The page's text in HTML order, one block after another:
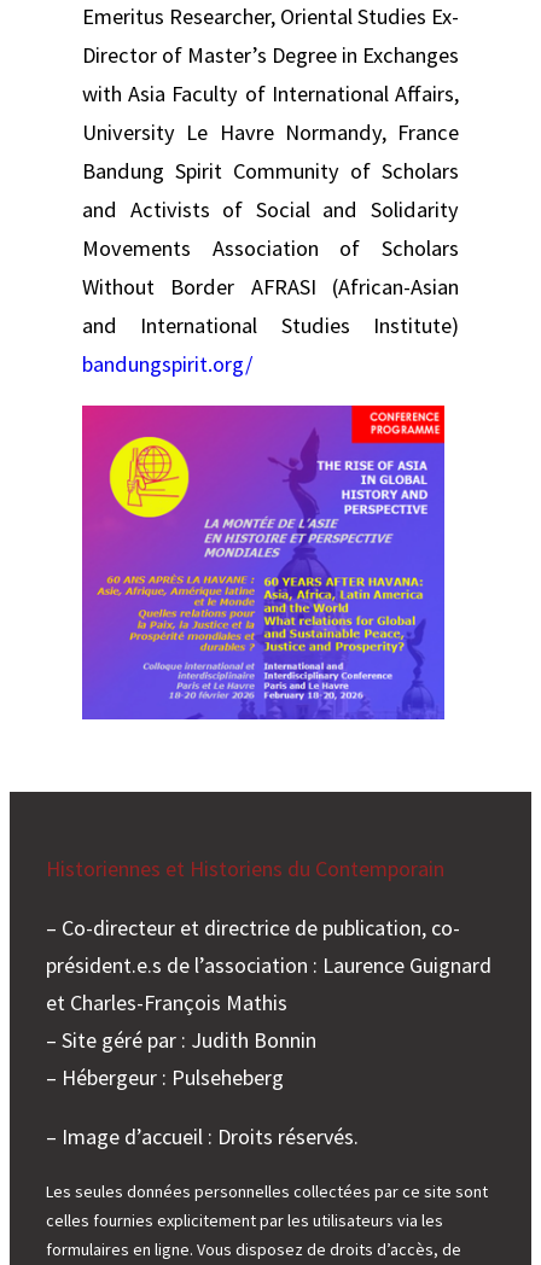
Emeritus Researcher, Oriental Studies Ex-
Director of Master’s Degree in Exchanges
with Asia Faculty of International Affairs,
University Le Havre Normandy, France
Bandung Spirit Community of Scholars
and Activists of Social and Solidarity
Movements Association of Scholars
Without Border AFRASI (African-Asian
and International Studies Institute)
bandungspirit.org/
Historiennes et Historiens du Contemporain
– Co-directeur et directrice de publication, co-
président.e.s de l’association : Laurence Guignard
et Charles-François Mathis
– Site géré par : Judith Bonnin
– Hébergeur : Pulseheberg
– Image d’accueil : Droits réservés.
Les seules données personnelles collectées par ce site sont
celles fournies explicitement par les utilisateurs via les
formulaires en ligne. Vous disposez de droits d’accès, de